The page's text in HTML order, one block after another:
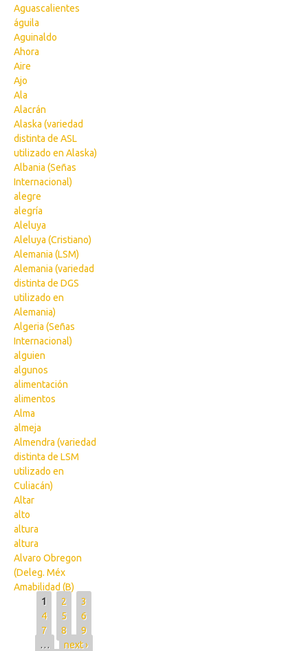
Aguascalientes
águila
Aguinaldo
Ahora
Aire
Ajo
Ala
Alacrán
Alaska (variedad
distinta de ASL
utilizado en Alaska)
Albania (Señas
Internacional)
alegre
alegría
Aleluya
Aleluya (Cristiano)
Alemania (LSM)
Alemania (variedad
distinta de DGS
utilizado en
Alemania)
Algeria (Señas
Internacional)
alguien
algunos
alimentación
alimentos
Alma
almeja
Almendra (variedad
distinta de LSM
utilizado en
Culiacán)
Altar
alto
altura
altura
Alvaro Obregon
(Deleg. Méx
Amabilidad (B)
Pages
1 2
3
4
5
6
7
8
9
…
next ›